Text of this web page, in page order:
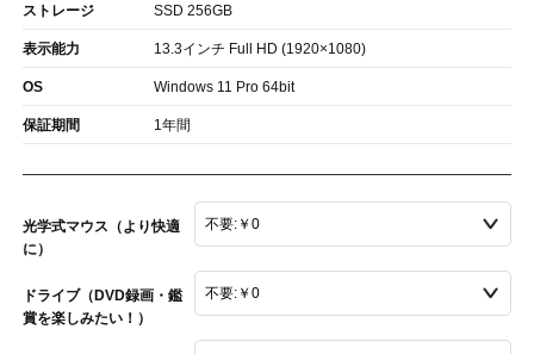
ストレージ SSD 256GB
表示能力 13.3インチ Full HD (1920×1080)
OS Windows 11 Pro 64bit
保証期間 1年間
光学式マウス（より快適
に）
ドライブ（DVD録画・鑑
賞を楽しみたい！）